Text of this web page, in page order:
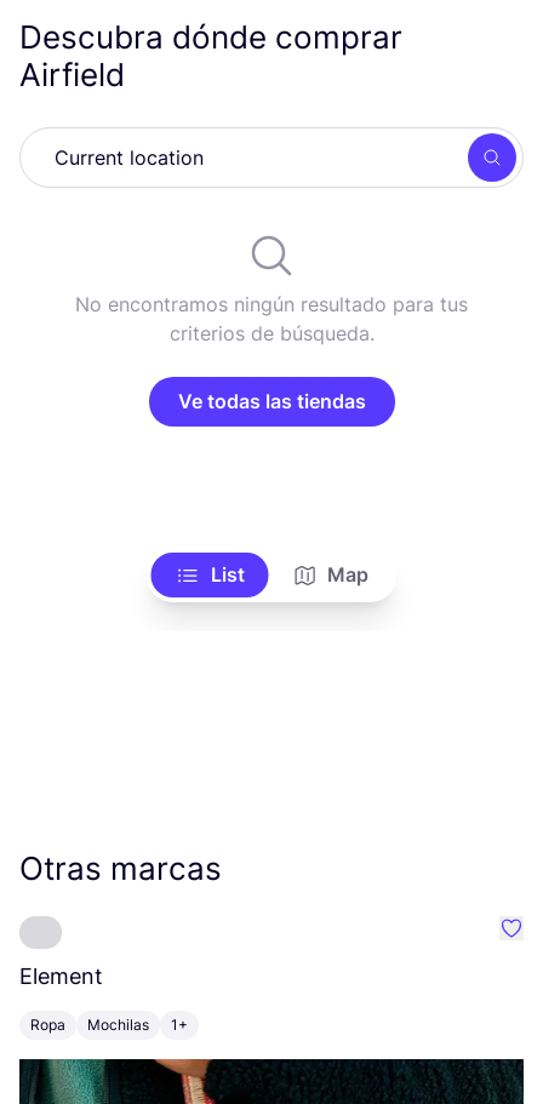
Descubra dónde comprar
Airfield
No encontramos ningún resultado para tus
criterios de búsqueda.
Ve todas las tiendas
List Map
Otras marcas
Element
Ropa Mochilas 1+